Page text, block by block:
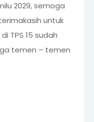
2029, semoga
untuk
TPS 15 sudah
temen – temen